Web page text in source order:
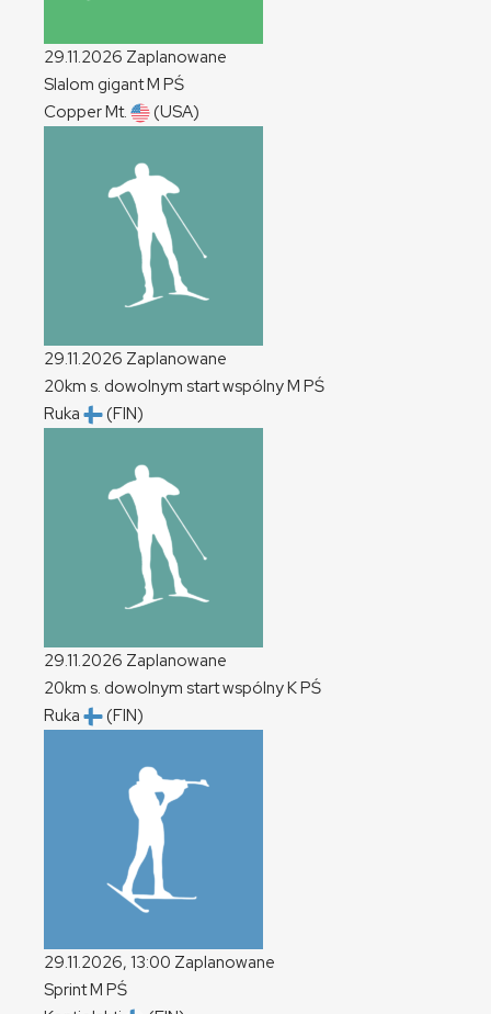
29.11.2026 Zaplanowane
Slalom gigantM PŚ
Copper Mt.
(USA)
29.11.2026 Zaplanowane
20km s. dowolnym start wspólnyM PŚ
Ruka
(FIN)
29.11.2026 Zaplanowane
20km s. dowolnym start wspólnyKPŚ
Ruka
(FIN)
29.11.2026, 13:00 Zaplanowane
SprintM PŚ